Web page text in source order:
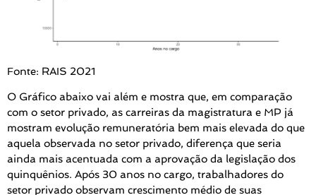
Fonte: RAIS 2021
O Gráfico abaixo vai além e mostra que, em comparação
com o setor privado, as carreiras da magistratura e MP já
mostram evolução remuneratória bem mais elevada do que
aquela observada no setor privado, diferença que seria
ainda mais acentuada com a aprovação da legislação dos
quinquênios. Após 30 anos no cargo, trabalhadores do
setor privado observam crescimento médio de suas